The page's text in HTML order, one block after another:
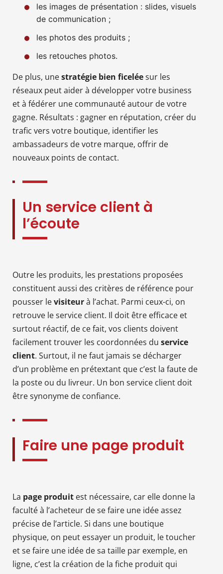
les images de présentation : slides, visuels
de communication ;
les photos des produits ;
les retouches photos.
De plus, unestratégie bien ficeléesur les
réseaux peut aider à développer votre business
et à fédérer une communauté autour de votre
gagne. Résultats : gagner en réputation, créer du
trafic vers votre boutique, identifier les
ambassadeurs de votre marque, offrir de
nouveaux points de contact.
Un service client à
l’écoute
Outre les produits, les prestations proposées
constituent aussi des critères de référence pour
pousser levisiteurà l’achat. Parmi ceux-ci, on
retrouve le service client. Il doit être efficace et
surtout réactif, de ce fait, vos clients doivent
facilement trouver les coordonnées du service
client. Surtout, il ne faut jamais se décharger
d’un problème en prétextant que c’est la faute de
la poste ou du livreur. Un bon service client doit
être synonyme de confiance.
Faire une page produit
La page produit est nécessaire, car elle donne la
faculté à l’acheteur de se faire une idée assez
précise de l’article. Si dans une boutique
physique, on peut essayer un produit, le toucher
et se faire une idée de sa taille par exemple, en
ligne, c’est la création de la fiche produit qui